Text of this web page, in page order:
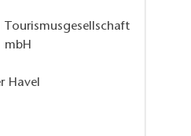
mbH
Havel